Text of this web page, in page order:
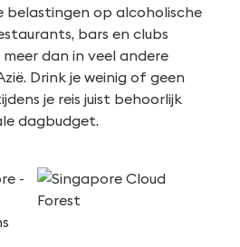
belastingen op alcoholische
bars en clubs
dan in veel andere
Drink je weinig of geen
je reis juist behoorlijk
dagbudget.